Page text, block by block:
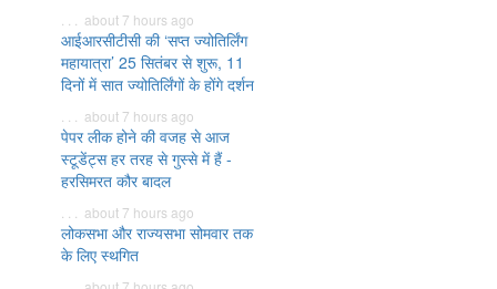
. . . about 7 hours ago
आईआरसीटीसी की ‘सप्त ज्योतिर्लिंग
महायात्रा’ 25 सितंबर से शुरू, 11
दिनों में सात ज्योतिर्लिंगों के होंगे दर्शन
. . . about 7 hours ago
पेपर लीक होने की वजह से आज
स्टूडेंट्स हर तरह से गुस्से में हैं -
हरसिमरत कौर बादल
. . . about 7 hours ago
लोकसभा और राज्यसभा सोमवार तक
के लिए स्थगित